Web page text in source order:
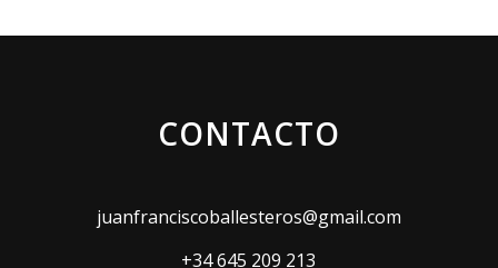
CONTACTO
juanfranciscoballesteros@gmail.com
+34 645 209 213